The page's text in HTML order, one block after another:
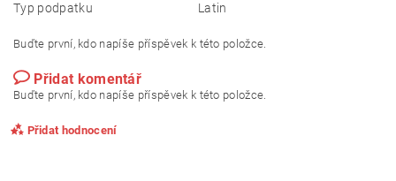
Typ podpatku
Latin
Buďte první, kdo napíše příspěvek k této položce.
Přidat komentář
Buďte první, kdo napíše příspěvek k této položce.
Přidat hodnocení